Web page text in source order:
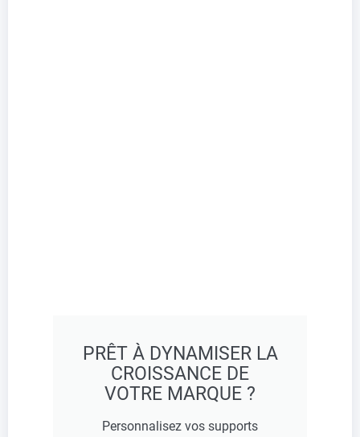
PRÊT À DYNAMISER LA
CROISSANCE DE
VOTRE MARQUE ?
Personnalisez vos supports